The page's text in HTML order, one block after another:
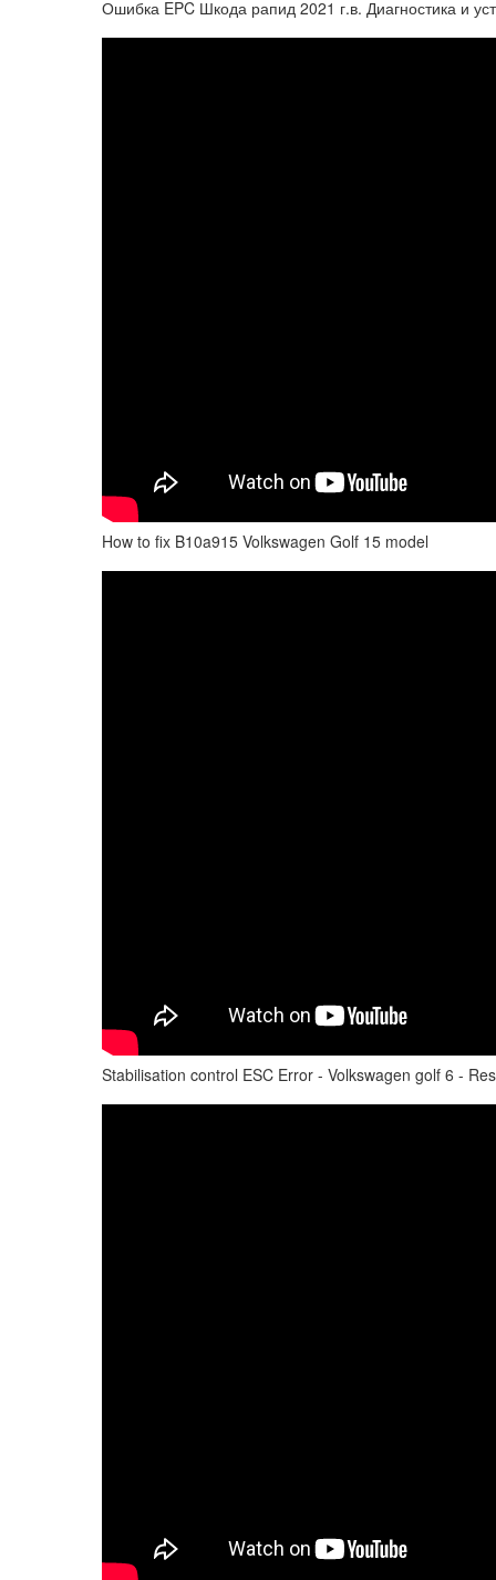
Ошибка EPC Шкода рапид 2021 г.в. Диагностика и
How to fix B10a915 Volkswagen Golf 15 model
Stabilisation control ESC Error - Volkswagen golf 6 -